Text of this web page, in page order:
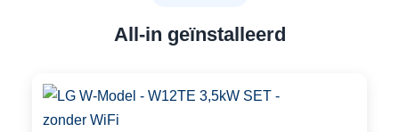
All-in geïnstalleerd